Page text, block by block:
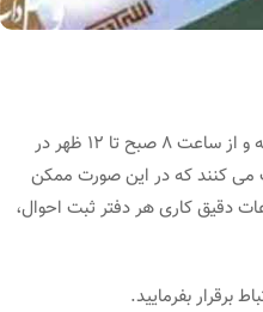
بیشتر دفاتر ثبت احوال در تهران از ساعت 8 صبح تا 4 بعد از ظهر در روزهای شنبه تا چهارشنبه و از ساعت 8 صبح تا 12 ظهر در
می کنند که در این صورت ممکن
دقیق کاری هر دفتر ثبت احوال،
برقرار بفرمایید.